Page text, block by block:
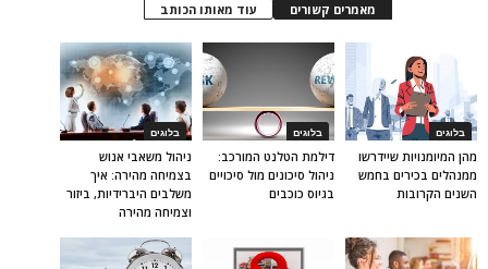
מאמרים קשורים עוד מאותו הכותב
בלוגים
ניהול משאבי אנוש
בצמיחה מהירה: איך
משלבים היברידיות, ביזור
וצמיחה מהירה
בלוגים
דילמת הטלנט המורכב:
ניהול סיכונים מול סיכויים
בגיוס כוכבים
בלוגים
מהן המיומנויות שיידרשו
ממנהלים בכירים בחמש
השנים הקרובות